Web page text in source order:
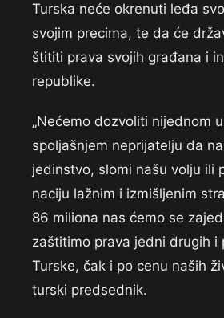
Turska neće okrenuti leđa
svojim precima, te da će
štititi prava svojih građana i
republike.
„Nećemo dozvoliti nijednom
spoljašnjem neprijatelju da
jedinstvo, slomi našu volju ili
naciju lažnim i izmišljenim
86 miliona nas ćemo se
zaštitimo prava jedni drugih i
Turske, čak i po cenu naših
turski predsednik.